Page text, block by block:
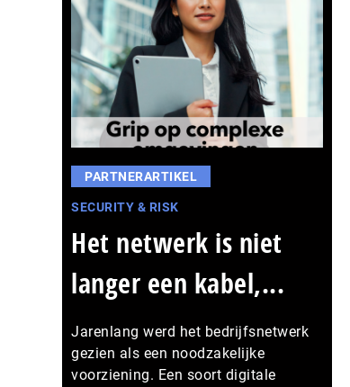
PARTNERARTIKEL
SECURITY & RISK
Het netwerk is niet
langer een kabel,...
Jarenlang werd het bedrijfsnetwerk
gezien als een noodzakelijke
voorziening. Een soort digitale